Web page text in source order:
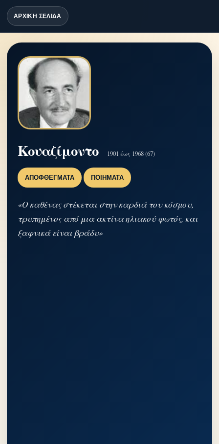
ΑΡΧΙΚΗ ΣΕΛΙΔΑ
Κουαζίμοντο 1901 έως 1968 (67)
ΑΠΟΦΘΈΓΜΑΤΑ ΠΟΙΉΜΑΤΑ
«Ο καθένας στέκεται στην καρδιά του κόσμου,
τρυπημένος από μια ακτίνα ηλιακού φωτός, και
ξαφνικά είναι βράδυ»